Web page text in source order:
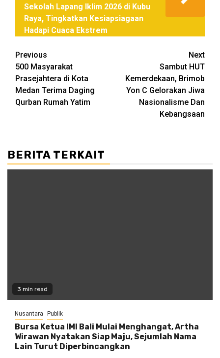
Sekolah Lapang Iklim 2026 di Kubu
Raya, Tingkatkan Kesiapsiagaan
Hadapi Cuaca Ekstrem
Post
navigation
Previous
500 Masyarakat
Prasejahtera di Kota
Medan Terima Daging
Qurban Rumah Yatim
Next
Sambut HUT
Kemerdekaan, Brimob
Yon C Gelorakan Jiwa
Nasionalisme Dan
Kebangsaan
BERITA TERKAIT
3 min read
Nusantara Publik
Bursa Ketua IMI Bali Mulai Menghangat, Artha
Wirawan Nyatakan Siap Maju, Sejumlah Nama
Lain Turut Diperbincangkan